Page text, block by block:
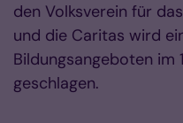
den Volksverein für
und die Caritas wird
Bildungsangeboten im
geschlagen.